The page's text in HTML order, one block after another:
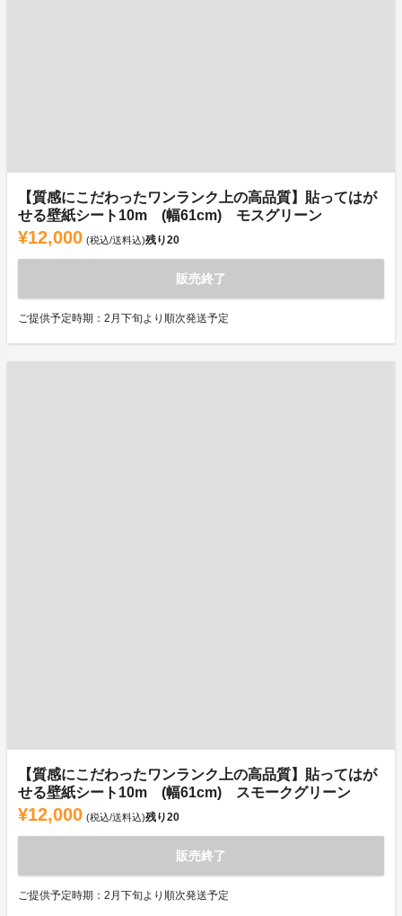
【質感にこだわったワンランク上の高品質】貼ってはが
せる壁紙シート10m (幅61cm) モスグリーン
¥12,000 (税込/送料込)残り20
販売終了
ご提供予定時期：2月下旬より順次発送予定
【質感にこだわったワンランク上の高品質】貼ってはが
せる壁紙シート10m (幅61cm) スモークグリーン
¥12,000 (税込/送料込)残り20
販売終了
ご提供予定時期：2月下旬より順次発送予定